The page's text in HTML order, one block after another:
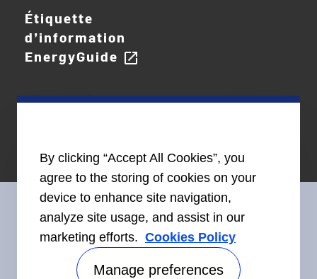
Étiquette
d’information
EnergyGuide open_in_new
Restez en contact avec nous
By clicking “Accept All Cookies”, you
agree to the storing of cookies on your
device to enhance site navigation,
analyze site usage, and assist in our
marketing efforts. Cookies Policy
Manage preferences